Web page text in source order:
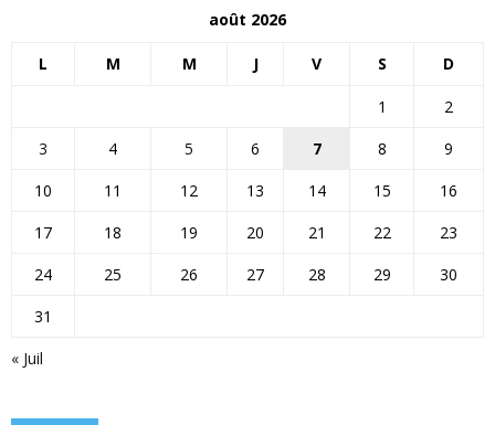
août 2026
L M M J V S D
« Juil
1
2
3
4 5 6 7 8
9
10
11 12 13 14 15
16
17
18 19 20 21 22
23
24
25 26 27 28 29
30
31